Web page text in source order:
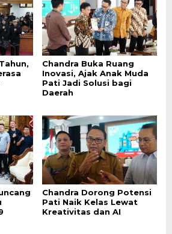
Chandra Buka Ruang
Inovasi, Ajak Anak Muda
Pati Jadi Solusi bagi
Daerah
Chandra Dorong Potensi
Pati Naik Kelas Lewat
Kreativitas dan AI